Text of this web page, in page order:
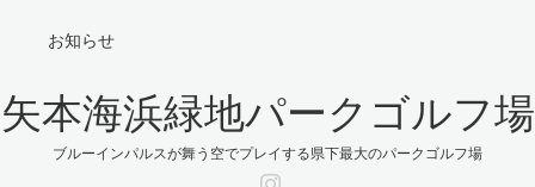
お知らせ
矢本海浜緑地パークゴルフ場
ブルーインパルスが舞う空でプレイする県下最大のパークゴルフ場